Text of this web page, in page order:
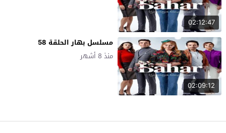
02:12:47
02:09:12
مسلسل بهار الحلقة 58
منذ 8 أشهر